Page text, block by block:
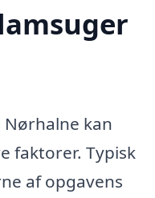
Nørhalne kan
faktorer. Typisk
af opgavens